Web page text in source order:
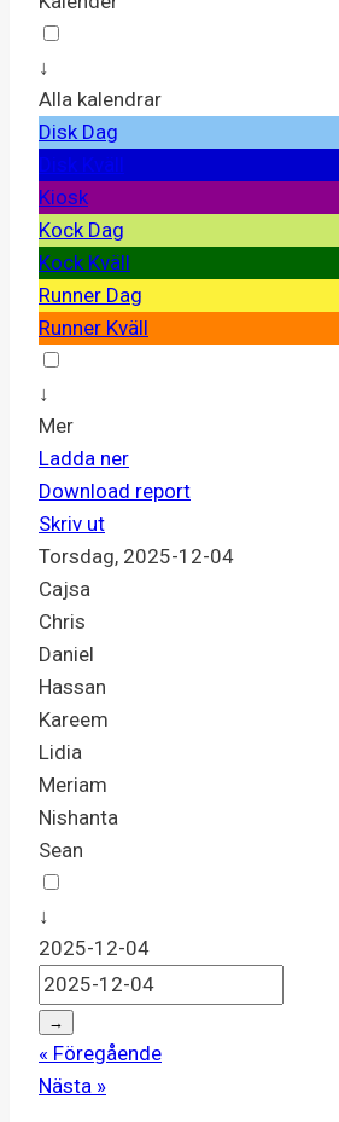
↓
Alla kalendrar
Disk Dag
Disk Kväll
Kiosk
Kock Dag
Kock Kväll
Runner Dag
Runner Kväll
↓
Mer
Ladda ner
Download report
Skriv ut
Torsdag, 2025-12-04
Cajsa
Chris
Daniel
Hassan
Kareem
Lidia
Meriam
Nishanta
Sean
↓
2025-12-04
→
« Föregående
Nästa »